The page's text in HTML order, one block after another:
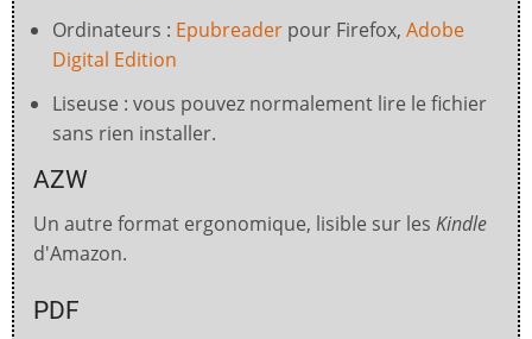
Ordinateurs : Epubreader pour Firefox, Adobe
Digital Edition
Liseuse : vous pouvez normalement lire le fichier
sans rien installer.
AZW
Un autre format ergonomique, lisible sur les Kindle
d'Amazon.
PDF